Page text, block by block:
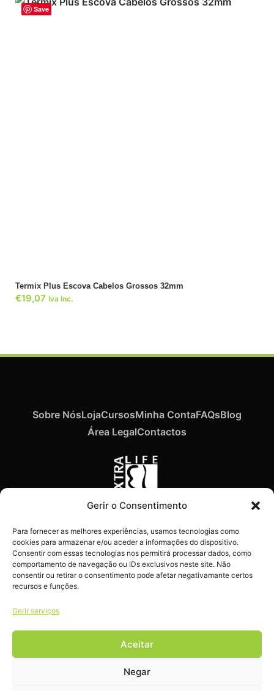
Gerir o Consentimento
Para fornecer as melhores experiências, usamos tecnologias como
cookies para armazenar e/ou aceder a informações do dispositivo.
Consentir com essas tecnologias nos permitirá processar dados, como
comportamento de navegação ou IDs exclusivos neste site. Não
consentir ou retirar o consentimento pode afetar negativamante certos
recursos e funções.
Gerir serviços
Aceitar
Negar
Save
Termix Plus Escova Cabelos Grossos 32mm
€19,07 Iva Inc.
novidades e dicas
imperdíveis diretamente no
teu e-mail.
Sobre NósLojaCursosMinha ContaFAQsBlog
Área LegalContactos
Livro de reclamações